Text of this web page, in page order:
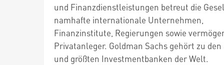
und Finanzdienstleistungen betreut die
namhafte internationale Unternehmen,
Finanzinstitute, Regierungen sowie
Privatanleger. Goldman Sachs gehört zu
und größten Investmentbanken der Welt.